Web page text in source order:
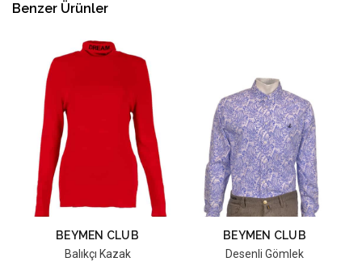
Benzer Ürünler
BEYMEN CLUB
Balıkçı Kazak
BEYMEN CLUB
Desenli Gömlek